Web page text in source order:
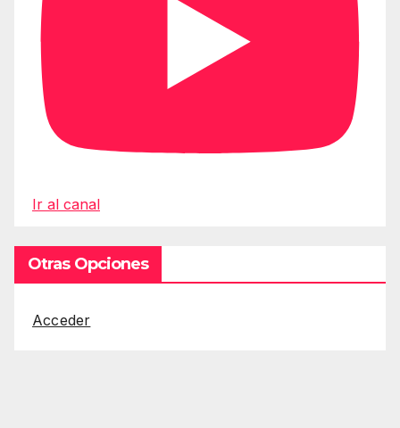
Ir al canal
Otras Opciones
Acceder